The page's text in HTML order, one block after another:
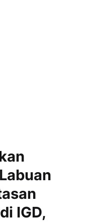
IGD,